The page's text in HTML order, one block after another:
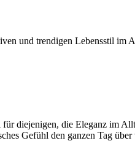
und trendigen Lebensstil im
diejenigen, die Eleganz im
Gefühl den ganzen Tag über